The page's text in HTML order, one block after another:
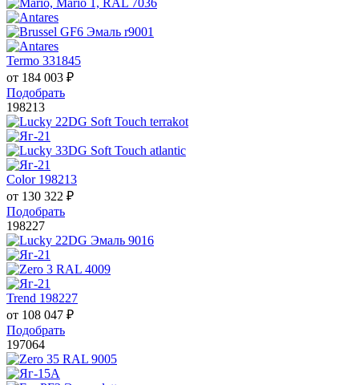
Termo 331845
от 184 003 ₽
Подобрать
198213
Color 198213
от 130 322 ₽
Подобрать
198227
Trend 198227
от 108 047 ₽
Подобрать
197064